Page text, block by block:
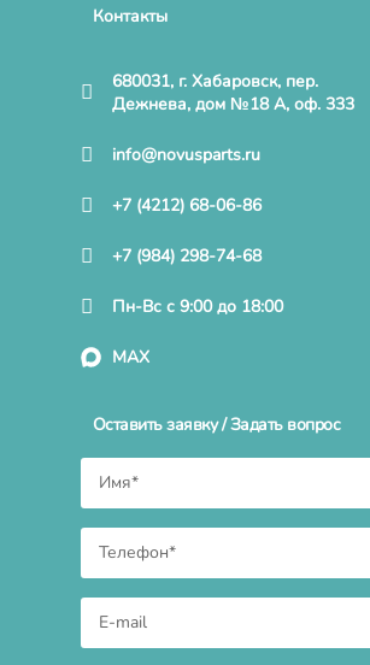
Контакты
680031, г. Хабаровск, пер.
Дежнева, дом №18 А, оф. 333
info@novusparts.ru
+7 (4212) 68-06-86
+7 (984) 298-74-68
Пн-Вс с 9:00 до 18:00
MAX
Оставить заявку / Задать вопрос